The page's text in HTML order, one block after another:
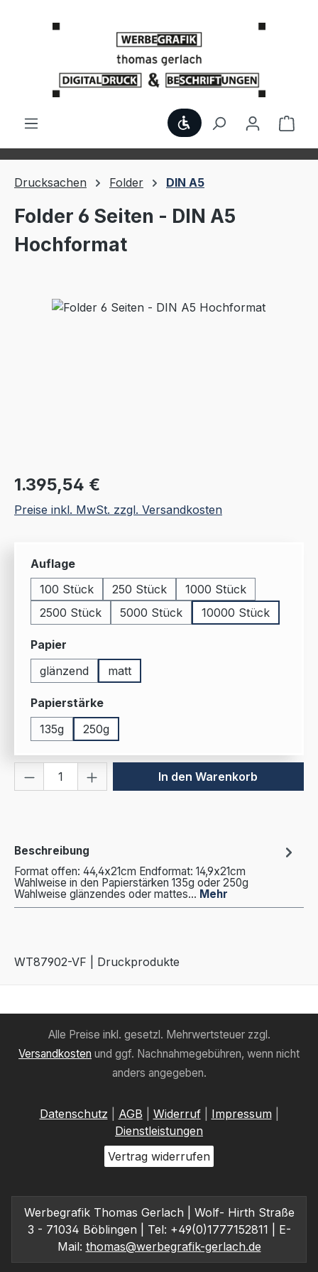
Werkzeugleiste
Drucksachen Folder DIN A5
Folder 6 Seiten - DIN A5
Hochformat
Bildergalerie überspringen
Regulärer Preis:
1.395,54 €
Preise inkl. MwSt. zzgl. Versandkosten
Auflageauswählen
100 Stück
250 Stück
1000 Stück
2500 Stück
5000 Stück 10000 Stück
Papier
glänzend
matt
Papierstärkeauswählen
135g
250g
Produkt Anzahl: Gib denIn den Warenkorb
Beschreibung
Format offen: 44,4x21cm Endformat: 14,9x21cm
Wahlweise in den Papierstärken 135g oder 250g
Wahlweise glänzendes oder mattes… Mehr
WT87902-VF | Druckprodukte
Alle Preise inkl. gesetzl. Mehrwertsteuer zzgl.
Versandkosten und ggf. Nachnahmegebühren, wenn nicht
anders angegeben.
Datenschutz AGB Widerruf| Impressum
Dienstleistungen
Vertrag widerrufen
Werbegrafik Thomas Gerlach | Wolf- Hirth Straße
3 - 71034 Böblingen | Tel: +49(0)1777152811 | E-
Mail: thomas@werbegrafik-gerlach.de